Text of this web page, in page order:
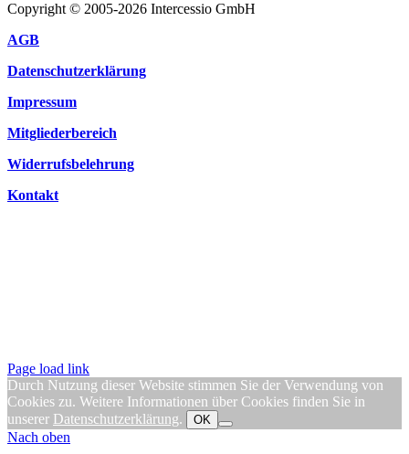
Copyright © 2005-2026 Intercessio GmbH
AGB
Datenschutzerklärung
Impressum
Mitgliederbereich
Widerrufsbelehrung
Kontakt
Page load link
Durch Nutzung dieser Website stimmen Sie der Verwendung von
Cookies zu. Weitere Informationen über Cookies finden Sie in
unserer Datenschutzerklärung. OK
Nach oben